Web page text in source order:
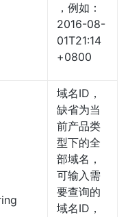
，例如：
2016-08-
01T21:14
+0800
域名ID，
缺省为当
前产品类
型下的全
部域名，
可输入需
要查询的
域名ID，